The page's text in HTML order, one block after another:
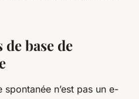
base de
n’est pas un e-